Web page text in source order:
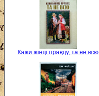
Кажи жінці правду, та не всю